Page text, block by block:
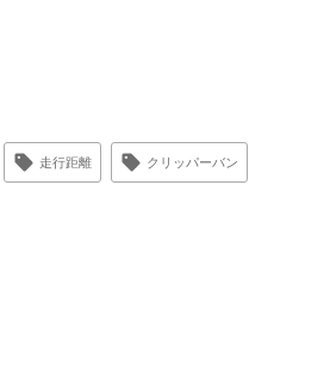
走行距離 クリッパーバン